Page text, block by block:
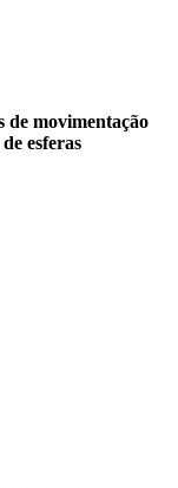
de movimentação
esferas